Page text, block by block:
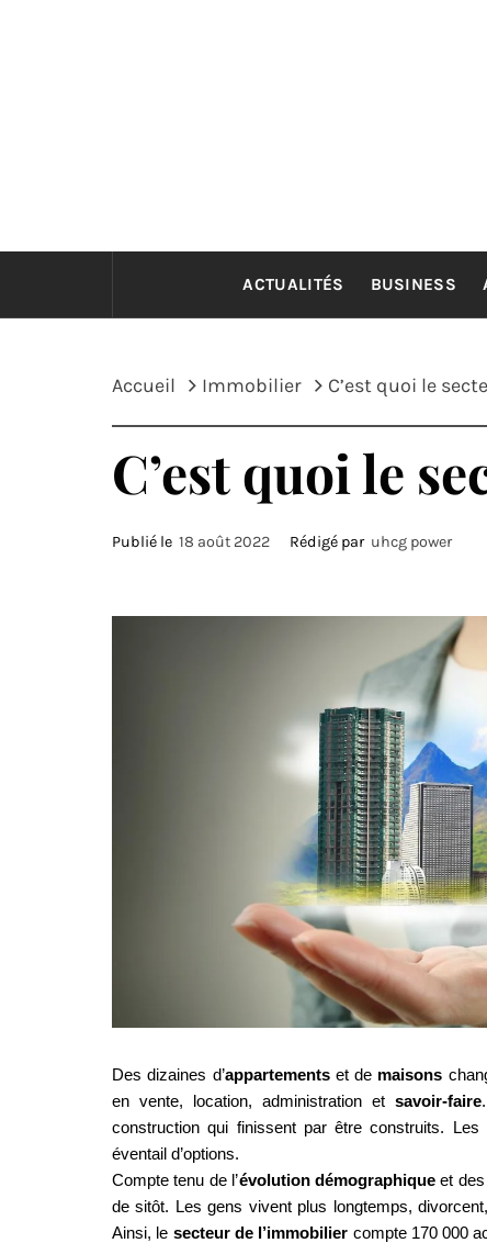
ACTUALITÉS BUSINESS
Accueil Immobilier C’est quoi le
C’est quoi le
Publié le 18 août 2022 Rédigé par uhcg power
Des dizaines d’appartements et de maisons
en vente, location, administration et savoir-faire
construction qui finissent par être construits. Les
éventail d’options.
Compte tenu de l’évolution démographique et
de sitôt. Les gens vivent plus longtemps,
Ainsi, le secteur de l’immobilier compte 170 000